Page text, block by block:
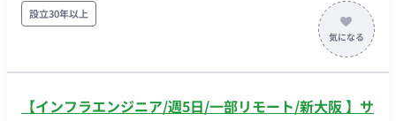
しているMicrosoft Access（バージョン2007～2010、パソコン
ごとに異なる）による業務システムの見直しと刷新を検討して
います。なお、Apple社のFileMakerへの移行を検討段階です。
（要相談） ■業務内容 【既存Accessシステムの理解と新システ
アリングと分析 ・FileMaker、またはその他提案されたデータ
設立30年以上
【インフラエンジニア/週5日/一部リモート/新大阪 】サ